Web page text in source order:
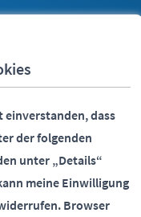
einverstanden, dass
der folgenden
unter „Details“
meine Einwilligung
Browser